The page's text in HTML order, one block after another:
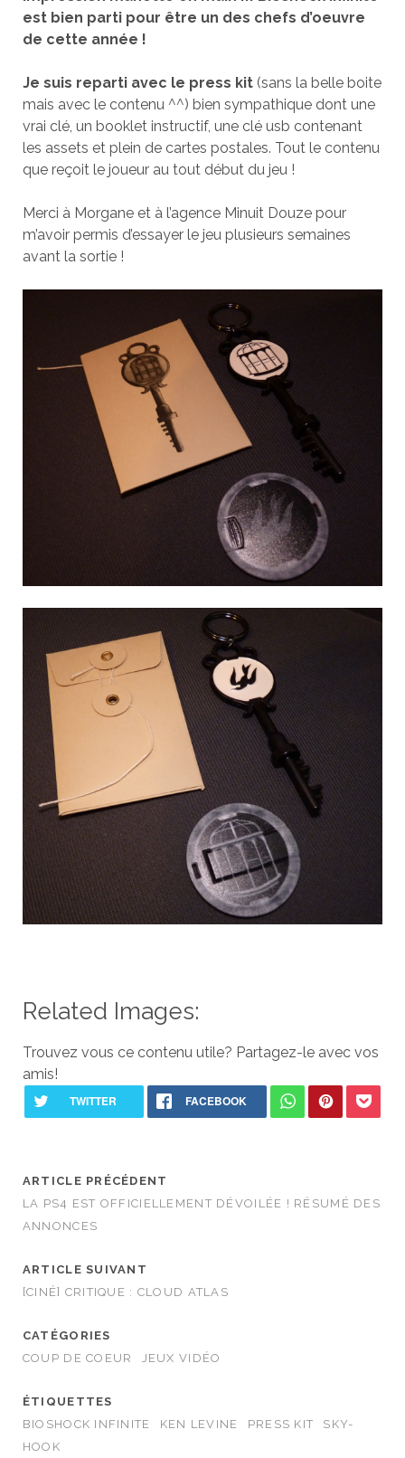
est bien parti pour être un des chefs d’oeuvre
de cette année !
Je suis reparti avec le press kit(sans la belle boite
mais avec le contenu ^^) bien sympathique dont une
vrai clé, un booklet instructif, une clé usb contenant
les assets et plein de cartes postales. Tout le contenu
que reçoit le joueur au tout début du jeu !
Merci à Morgane et à l’agence Minuit Douze pour
m’avoir permis d’essayer le jeu plusieurs semaines
avant la sortie !
Related Images:
Trouvez vous ce contenu utile? Partagez-le avec vos
amis!
ARTICLE PRÉCÉDENT
LA PS4 EST OFFICIELLEMENT DÉVOILÉE ! RÉSUMÉ DES
ANNONCES
ARTICLE SUIVANT
[CINÉ] CRITIQUE : CLOUD ATLAS
CATÉGORIES
COUP DE COEUR
JEUX VIDÉO
ÉTIQUETTES
BIOSHOCK INFINITE
KEN LEVINE PRESS KIT
SKY-
HOOK